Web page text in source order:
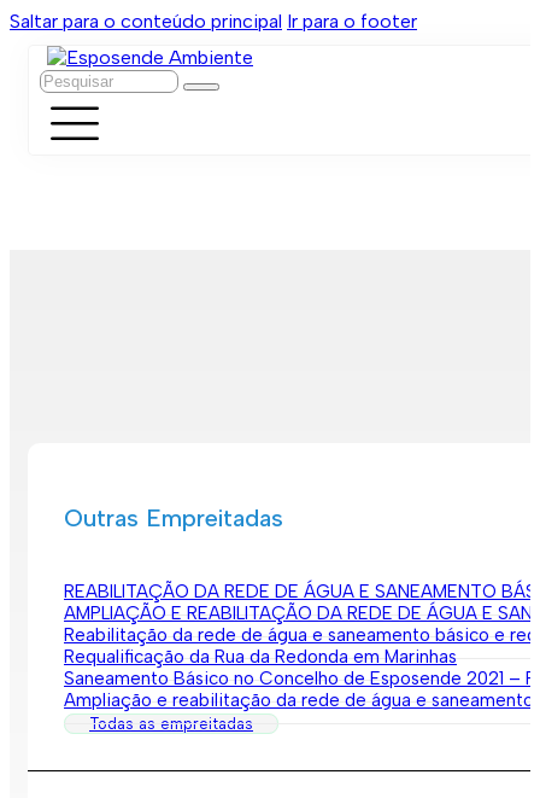
Saltar para o conteúdo principal Ir para o footer
Pesquisar
Outras Empreitadas
REABILITAÇÃO DA REDE DE ÁGUA E SANEAMENTO
AMPLIAÇÃO E REABILITAÇÃO DA REDE DE ÁGUA E
Reabilitação da rede de água e saneamento básico e
Requalificação da Rua da Redonda em Marinhas
Saneamento Básico no Concelho de Esposende 2021 –
Ampliação e reabilitação da rede de água e
Todas as empreitadas